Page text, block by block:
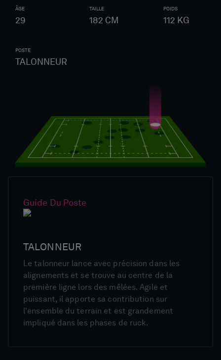
ÂGE
29
TAILLE
182 CM
POIDS
112 KG
POSTE
TALONNEUR
Guide Du Poste
TALONNEUR
Le talonneur lance avec précision dans les
alignements et se trouve au centre de la
première ligne lors des mêlées. Agile et
puissant, il apporte sa contribution sur
l'ensemble du terrain et est grandement
impliqué dans les phases de ruck.